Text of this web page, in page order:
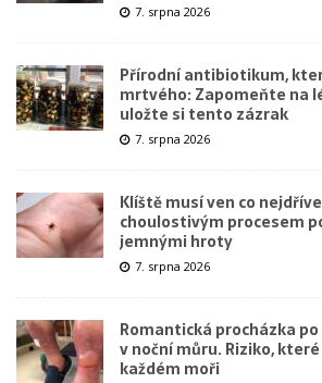
7. srpna 2026
Přírodní antibiotikum,
mrtvého: Zapomeňte na
uložte si tento zázrak
7. srpna 2026
Klíště musí ven co
choulostivým procesem
jemnými hroty
7. srpna 2026
Romantická procházka
v noční můru. Riziko,
každém moři